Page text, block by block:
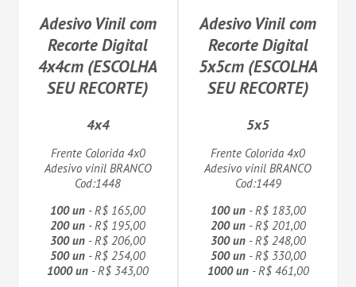
Adesivo Vinil com
Recorte Digital
4x4cm (ESCOLHA
SEU RECORTE)
4x4
Frente Colorida 4x0
Adesivo vinil BRANCO
Cod:1448
100 un - R$ 165,00
200 un - R$ 195,00
300 un - R$ 206,00
500 un - R$ 254,00
1000 un - R$ 343,00
Adesivo Vinil com
Recorte Digital
5x5cm (ESCOLHA
SEU RECORTE)
5x5
Frente Colorida 4x0
Adesivo vinil BRANCO
Cod:1449
100 un- R$ 183,00
200 un- R$ 201,00
300 un- R$ 248,00
500 un- R$ 330,00
1000 un- R$ 461,00